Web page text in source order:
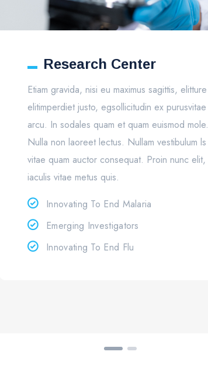
Research Center
Etiam gravida, nisi eu maximus sagittis, elitture
elitimperdiet justo, egsollicitudin ex purusvitae
arcu. In sodales quam et quam euismod mole.
Nulla non laoreet lectus. Nullam vestibulum ls
vitae quam auctor consequat. Proin nunc elit,
iaculis vitae metus quis.
Innovating To End Malaria
Emerging Investigators
Innovating To End Flu